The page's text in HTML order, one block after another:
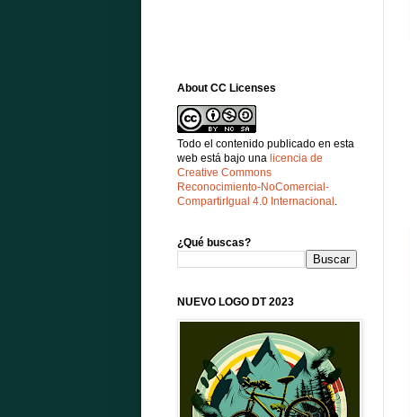
About CC Licenses
Todo el contenido publicado en esta
web está bajo una licencia de
Creative Commons
Reconocimiento-NoComercial-
CompartirIgual 4.0 Internacional .
¿Qué buscas?
NUEVO LOGO DT 2023